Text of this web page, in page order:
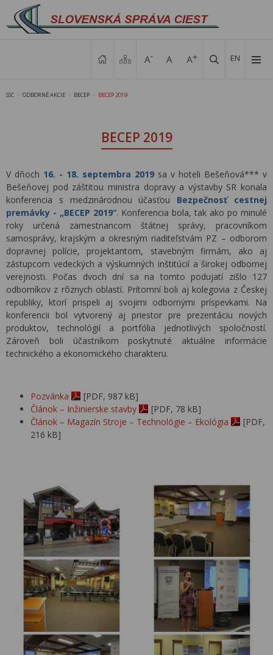
EN
SSC ODBORNÉ AKCIE BECEP BECEP 2019
BECEP 2019
V dňoch 16. - 18. septembra 2019 sa v hoteli Bešeňová*** v
Bešeňovej pod záštitou ministra dopravy a výstavby SR konala
konferencia s medzinárodnou účasťou Bezpečnosť cestnej
premávky - „BECEP 2019“. Konferencia bola, tak ako po minulé
roky určená zamestnancom štátnej správy, pracovníkom
samosprávy, krajským a okresným riaditeľstvám PZ – odborom
dopravnej polície, projektantom, stavebným firmám, ako aj
zástupcom vedeckých a výskumných inštitúcií a širokej odbornej
verejnosti. Počas dvoch dní sa na tomto podujatí zišlo 127
odborníkov z rôznych oblastí. Prítomní boli aj kolegovia z Českej
republiky, ktorí prispeli aj svojimi odbornými príspevkami. Na
konferencii bol vytvorený aj priestor pre prezentáciu nových
produktov, technológií a portfólia jednotlivých spoločností.
Zároveň boli účastníkom poskytnuté aktuálne informácie
technického a ekonomického charakteru.
Pozvánka
[PDF, 987 kB]
Článok – Inžinierske stavby
[PDF, 78 kB]
Článok – Magazín Stroje – Technológie – Ekológia
[PDF,
216 kB]